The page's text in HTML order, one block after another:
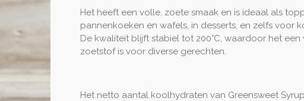
Het heeft een volle, zoete smaak en is ideaal als
pannenkoeken en wafels, in desserts, en zelfs voor
De kwaliteit blijft stabiel tot 200°C, waardoor het een
zoetstof is voor diverse gerechten.
Het netto aantal koolhydraten van Greensweet